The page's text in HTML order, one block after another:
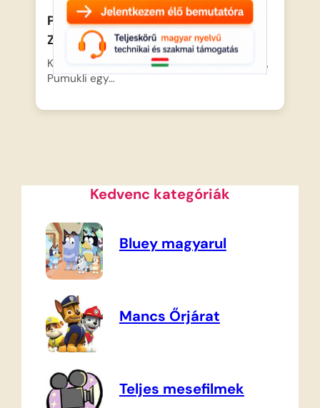
Pumukli kalandjai a tengeren –
Zűrzavar a fedélzeten
Képzeljétek el, hogy a vörös hajú kis kobold,
Pumukli egy…
Kedvenc kategóriák
Bluey magyarul
Mancs Őrjárat
Teljes mesefilmek